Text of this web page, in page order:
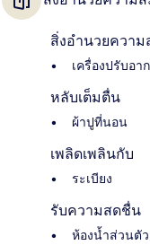
สิ่งอำนวยควา
เครื่องปรับอา
หลับเต็มตื่น
ผ้าปูที่นอน
เพลิดเพลินกับ
ระเบียง
รับความสดชื่น
ห้องน้ำส่วนตัว